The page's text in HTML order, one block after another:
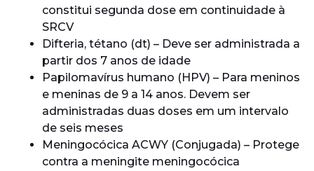
constitui segunda dose em continuidade à
SRCV
Difteria, tétano (dt) – Deve ser administrada a
partir dos 7 anos de idade
Papilomavírus humano (HPV) – Para meninos
e meninas de 9 a 14 anos. Devem ser
administradas duas doses em um intervalo
de seis meses
Meningocócica ACWY (Conjugada) – Protege
contra a meningite meningocócica